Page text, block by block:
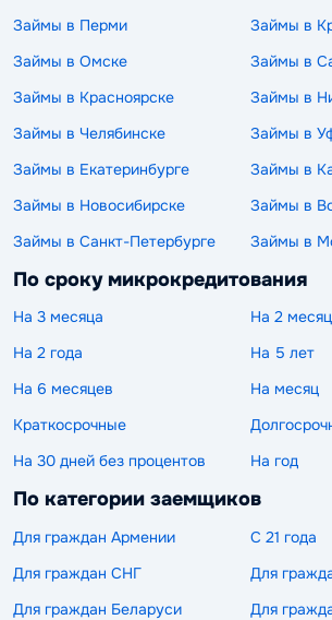
Займы в Перми
Займы в
Займы в Омске
Займы в
Займы в Красноярске
Займы в
Займы в Челябинске
Займы в
Займы в Екатеринбурге
Займы в
Займы в Новосибирске
Займы в
Займы в Санкт-Петербурге
Займы в
По сроку микрокредитования
На 3 месяца
На 2
На 2 года
На 5 лет
На 6 месяцев
На месяц
Краткосрочные
На 30 дней без процентов
На год
По категории заемщиков
Для граждан Армении
С 21 года
Для граждан СНГ
Для
Для граждан Беларуси
Для